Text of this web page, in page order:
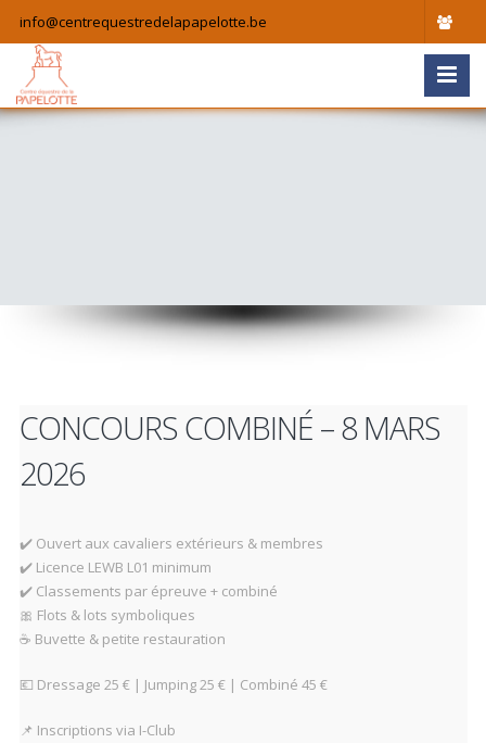
info@centrequestredelapapelotte.be
CONCOURS COMBINÉ – 8 MARS
2026
✔️ Ouvert aux cavaliers extérieurs & membres
✔️ Licence LEWB L01 minimum
✔️ Classements par épreuve + combiné
🎀 Flots & lots symboliques
☕ Buvette & petite restauration
💶 Dressage 25 € | Jumping 25 € | Combiné 45 €
📌 Inscriptions via I-Club